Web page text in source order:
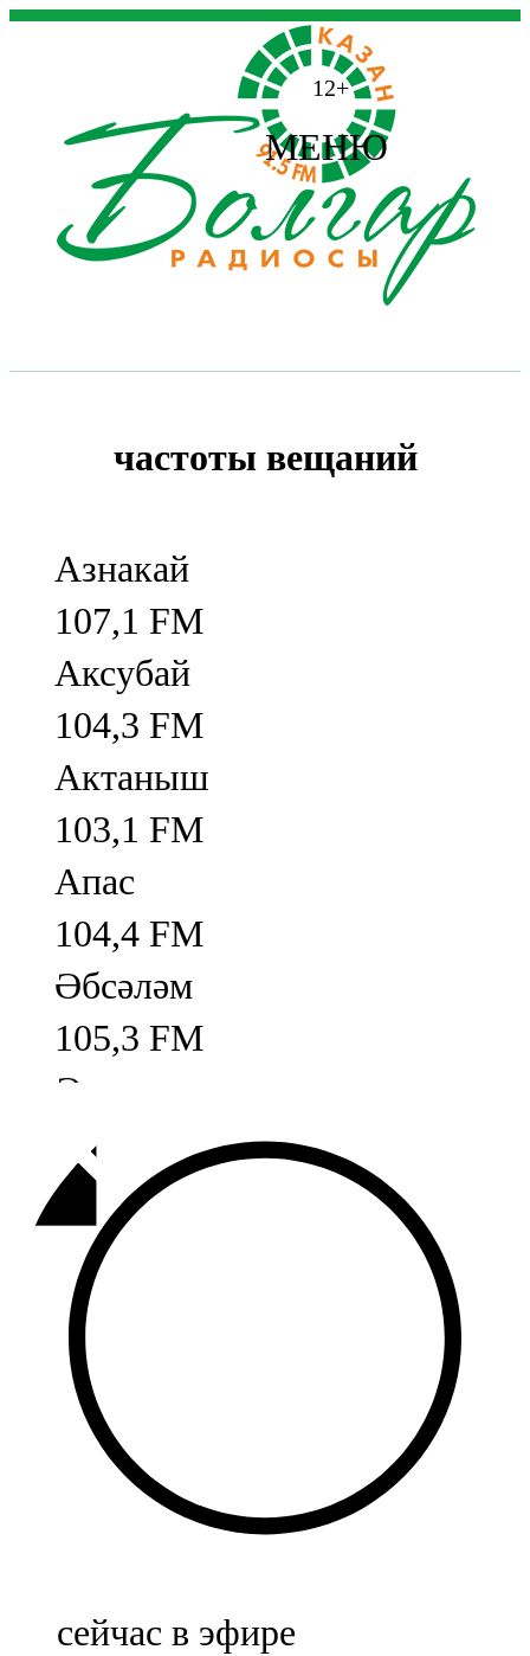
12+
МЕНЮ
частоты вещаний
Азнакай
107,1 FM
Аксубай
104,3 FM
Актаныш
103,1 FM
Апас
104,4 FM
Әбсәләм
105,3 FM
Әлмәт
92,9 FM
Базарлы матак
107,1 FM
Балык бистәсе
104,9 FM
Баулы
107,5 FM
Биләр
Болгар
сейчас в эфире